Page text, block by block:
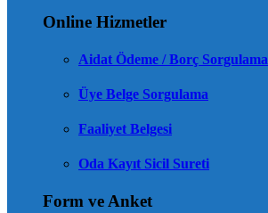
Online Hizmetler
Aidat Ödeme / Borç Sorgulama
Üye Belge Sorgulama
Faaliyet Belgesi
Oda Kayıt Sicil Sureti
Form ve Anket